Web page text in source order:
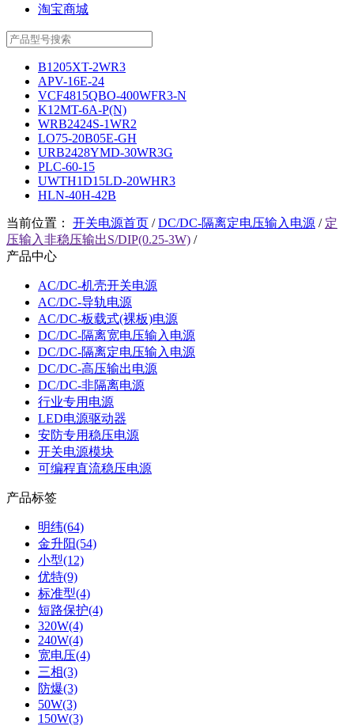
淘宝商城
B1205XT-2WR3
APV-16E-24
VCF4815QBO-400WFR3-N
K12MT-6A-P(N)
WRB2424S-1WR2
LO75-20B05E-GH
URB2428YMD-30WR3G
PLC-60-15
UWTH1D15LD-20WHR3
HLN-40H-42B
当前位置： 开关电源首页 /DC/DC-隔离定电压输入电源 / 定
压输入非稳压输出S/DIP(0.25-3W) /
产品中心
AC/DC-机壳开关电源
AC/DC-导轨电源
AC/DC-板载式(裸板)电源
DC/DC-隔离宽电压输入电源
DC/DC-隔离定电压输入电源
DC/DC-高压输出电源
DC/DC-非隔离电源
行业专用电源
LED电源驱动器
安防专用稳压电源
开关电源模块
可编程直流稳压电源
产品标签
明纬(64)
金升阳(54)
小型(12)
优特(9)
标准型(4)
短路保护(4)
320W(4)
240W(4)
宽电压(4)
三相(3)
防爆(3)
50W(3)
150W(3)